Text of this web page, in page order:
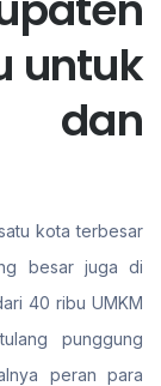
untuk
kota terbesar
besar juga di
40 ribu UMKM
punggung
peran para